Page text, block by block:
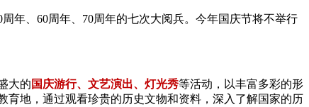
年、60周年、70周年的七次大阅兵。今年国庆节将不举行
大的 国庆游行、文艺演出、灯光秀等活动，以丰富多彩的形
地，通过观看珍贵的历史文物和资料，深入了解国家的历